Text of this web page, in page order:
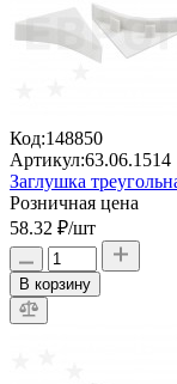
Код:148850
Артикул:63.06.1514
Заглушка
Розничная цена
58.32 ₽/шт
В корзину